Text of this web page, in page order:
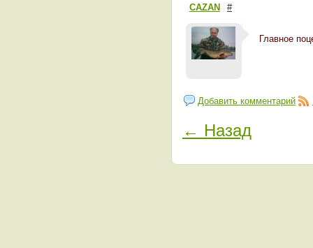
CAZAN #
Главное
Добавить комментарий
← Назад